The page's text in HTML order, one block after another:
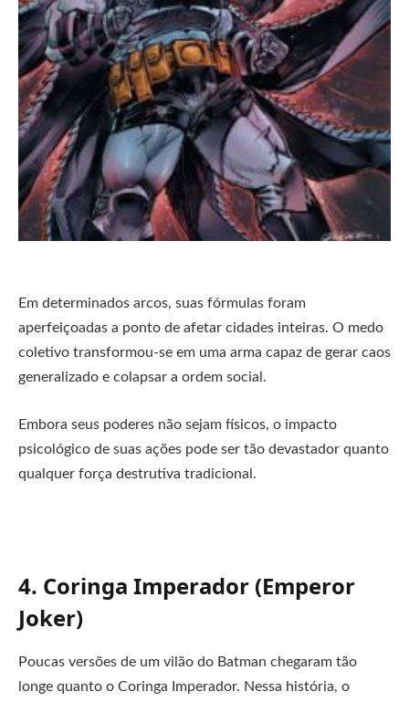
Em determinados arcos, suas fórmulas foram
aperfeiçoadas a ponto de afetar cidades inteiras. O medo
coletivo transformou-se em uma arma capaz de gerar caos
generalizado e colapsar a ordem social.
Embora seus poderes não sejam físicos, o impacto
psicológico de suas ações pode ser tão devastador quanto
qualquer força destrutiva tradicional.
4. Coringa Imperador (Emperor
Joker)
Poucas versões de um vilão do Batman chegaram tão
longe quanto o Coringa Imperador. Nessa história, o